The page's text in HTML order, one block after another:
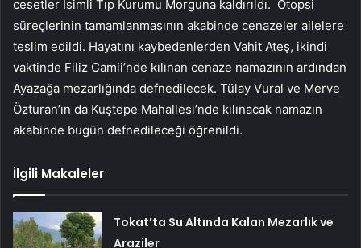
cesetler İsimli Tıp Kurumu Morguna kaldırıldı. Otopsi
süreçlerinin tamamlanmasının akabinde cenazeler ailelere
teslim edildi. Hayatını kaybedenlerden Vahit Ateş, ikindi
vaktinde Filiz Camii’nde kılınan cenaze namazının ardından
Ayazağa mezarlığında defnedilecek. Tülay Vural ve Merve
Özturan’ın da Kuştepe Mahallesi’nde kılınacak namazın
akabinde bugün defnedileceği öğrenildi.
İlgili Makaleler
Tokat’ta Su Altında Kalan Mezarlık ve
Araziler